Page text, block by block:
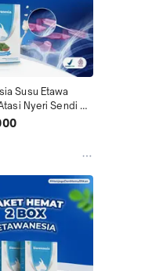
Susu Etawa
Nyeri Sendi
Urat